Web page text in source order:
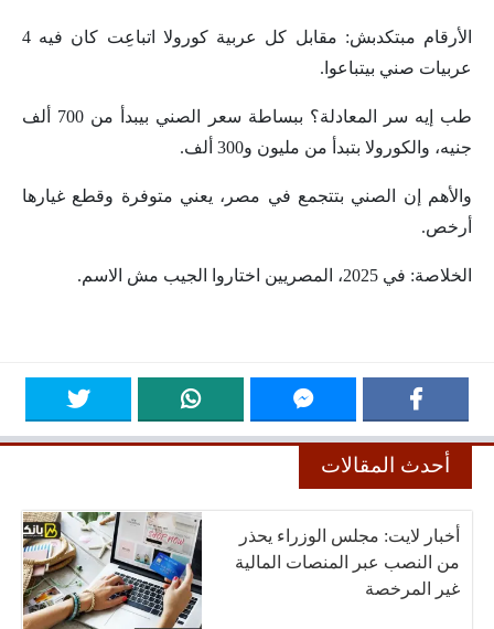
الأرقام مبتكدبش: مقابل كل عربية كورولا اتباعِت كان فيه 4
عربيات صني بيتباعوا.
طب إيه سر المعادلة؟ ببساطة سعر الصني بيبدأ من 700 ألف
جنيه، والكورولا بتبدأ من مليون و300 ألف.
والأهم إن الصني بتتجمع في مصر، يعني متوفرة وقطع غيارها
أرخص.
الخلاصة: في 2025، المصريين اختاروا الجيب مش الاسم.
أحدث المقالات
أخبار لايت: مجلس الوزراء يحذر
من النصب عبر المنصات المالية
غير المرخصة